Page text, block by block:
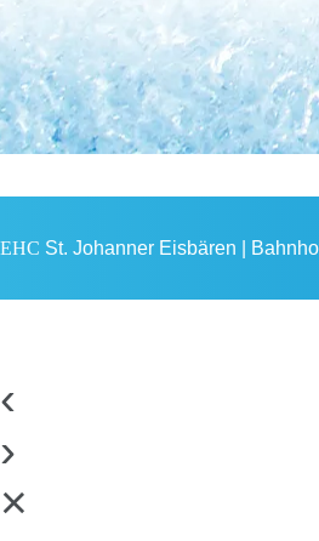
EHC St. Johanner Eisbären |
‹
›
×